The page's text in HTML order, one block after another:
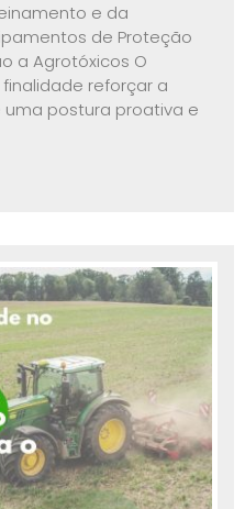
e da
de Proteção
a Agrotóxicos O
reforçar a
postura proativa e